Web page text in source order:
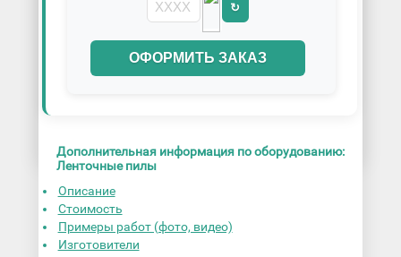
↻
ОФОРМИТЬ ЗАКАЗ
Дополнительная информация по оборудованию:
Ленточные пилы
Описание
Стоимость
Примеры работ (фото, видео)
Изготовители